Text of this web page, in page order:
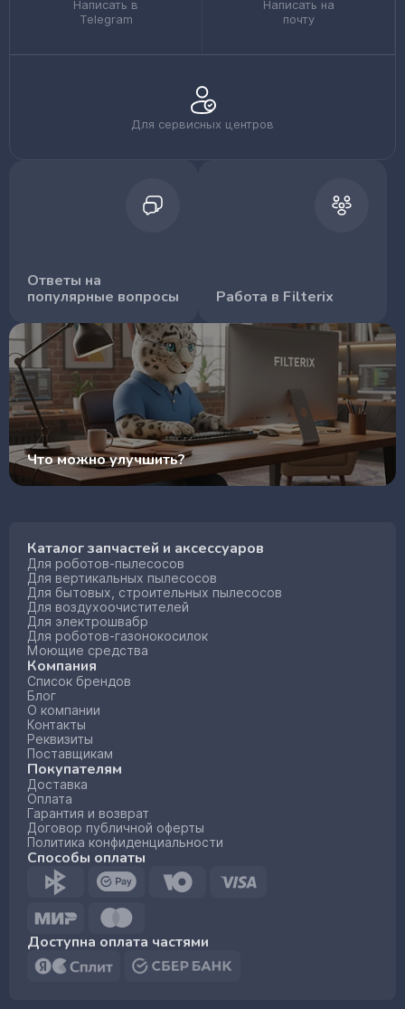
Написать в
Telegram
Написать на
почту
Для сервисных центров
Ответы на
популярные вопросы
Работа в Filterix
Что можно улучшить?
Каталог запчастей и аксессуаров
Для роботов-пылесосов
Для вертикальных пылесосов
Для бытовых, строительных пылесосов
Для воздухоочистителей
Для электрошвабр
Для роботов-газонокосилок
Моющие средства
Компания
Список брендов
Блог
О компании
Контакты
Реквизиты
Поставщикам
Покупателям
Доставка
Оплата
Гарантия и возврат
Договор публичной оферты
Политика конфиденциальности
Способы оплаты
Доступна оплата частями